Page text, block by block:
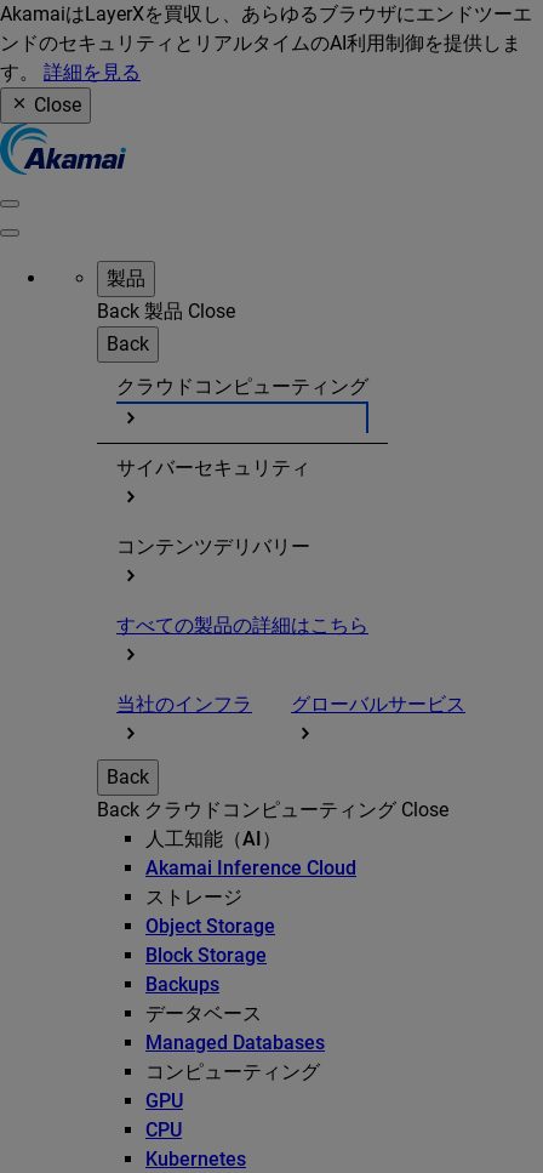
AkamaiはLayerXを買収し、あらゆるブラウザにエンドツーエ
ンドのセキュリティとリアルタイムのAI利用制御を提供しま
す。 詳細を見る
Close
製品
Back 製品 Close
Back
クラウドコンピューティング
サイバーセキュリティ
コンテンツデリバリー
すべての製品の詳細はこちら
当社のインフラ グローバルサービス
Back
Back クラウドコンピューティング Close
人工知能（AI）
Akamai Inference Cloud
ストレージ
Object Storage
Block Storage
Backups
データベース
Managed Databases
コンピューティング
GPU
CPU
Kubernetes